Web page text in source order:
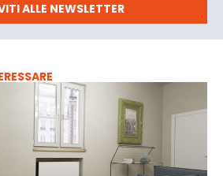
ALLE NEWSLETTER